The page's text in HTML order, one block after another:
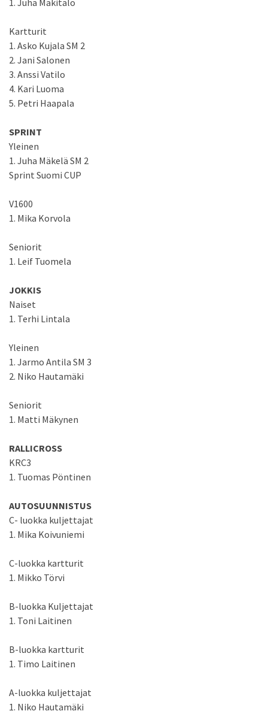
Kartturit
1. Asko Kujala SM 2
2. Jani Salonen
3. Anssi Vatilo
4. Kari Luoma
5. Petri Haapala
SPRINT
Yleinen
1. Juha Mäkelä SM 2
Sprint Suomi CUP
V1600
1. Mika Korvola
Seniorit
1. Leif Tuomela
JOKKIS
Naiset
1. Terhi Lintala
Yleinen
1. Jarmo Antila SM 3
2. Niko Hautamäki
Seniorit
1. Matti Mäkynen
RALLICROSS
KRC3
1. Tuomas Pöntinen
AUTOSUUNNISTUS
C- luokka kuljettajat
1. Mika Koivuniemi
C-luokka kartturit
1. Mikko Törvi
B-luokka Kuljettajat
1. Toni Laitinen
B-luokka kartturit
1. Timo Laitinen
A-luokka kuljettajat
1. Niko Hautamäki